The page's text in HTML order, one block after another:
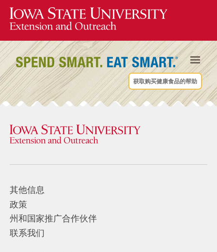
获取购买健康食品的帮助
其他信息
政策
州和国家推广合作伙伴
联系我们